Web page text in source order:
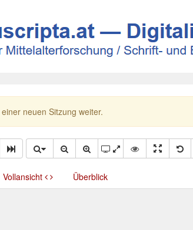
neuen Sitzung weiter.
Vollansicht Überblick